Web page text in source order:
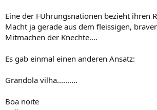
Eine der FÜhrungsnationen bezieht ihren
Macht ja gerade aus dem fleissigen,
Mitmachen der Knechte....
Es gab einmal einen anderen Ansatz:
Grandola vilha..........
Boa noite